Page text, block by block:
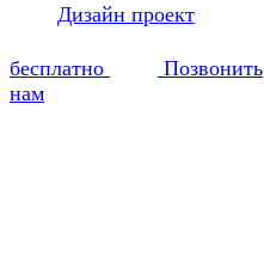
Дизайн проект
бесплатно
Позвонить
нам